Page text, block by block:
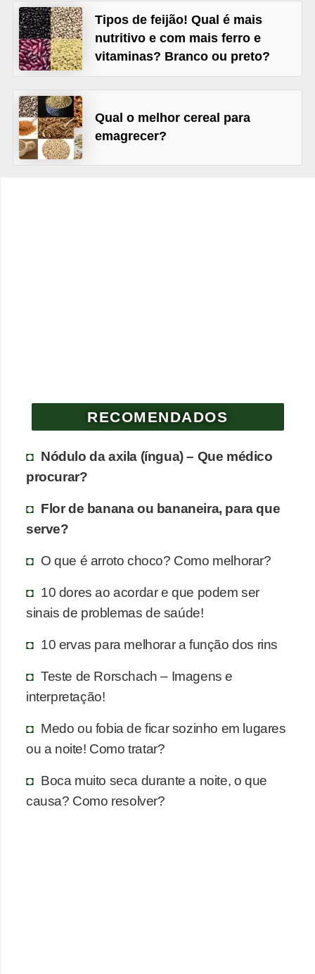
Tipos de feijão! Qual é mais
nutritivo e com mais ferro e
vitaminas? Branco ou preto?
Qual o melhor cereal para
emagrecer?
RECOMENDADOS
Nódulo da axila (íngua) – Que médico
procurar?
Flor de banana ou bananeira, para que
serve?
O que é arroto choco? Como melhorar?
10 dores ao acordar e que podem ser
sinais de problemas de saúde!
10 ervas para melhorar a função dos rins
Teste de Rorschach – Imagens e
interpretação!
Medo ou fobia de ficar sozinho em lugares
ou a noite! Como tratar?
Boca muito seca durante a noite, o que
causa? Como resolver?
á
v
e
l
P
l
a
a
s
m
e
i
c
i
a
i
s
S